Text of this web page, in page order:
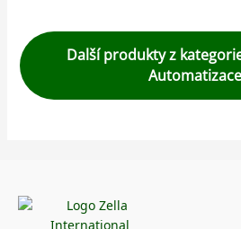
Další produkty z
Automatizace